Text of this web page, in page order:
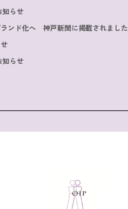
知らせ
ランド化へ 神戸新聞に掲載されました
知らせ